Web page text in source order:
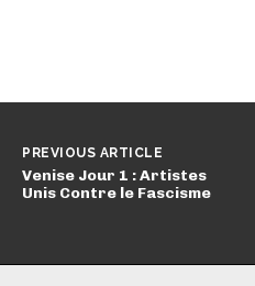
PREVIOUS ARTICLE
Venise Jour 1 : Artistes
Unis Contre le Fascisme